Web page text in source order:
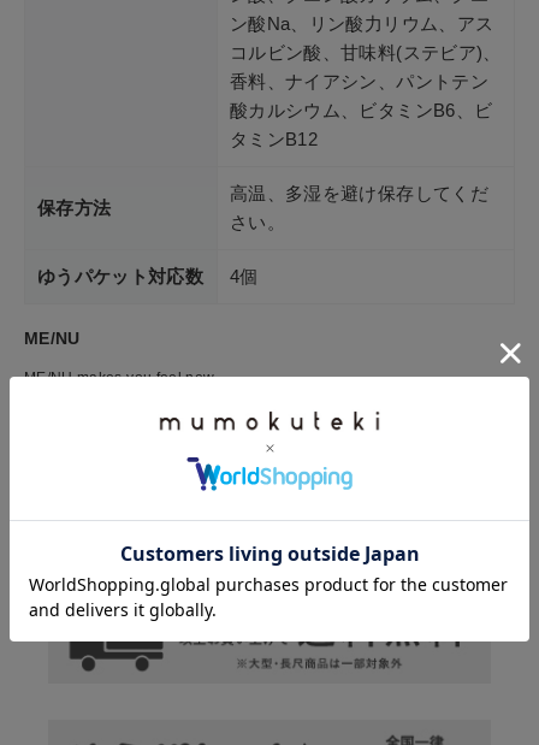
ン酸Na、リン酸力リウム、アス
コルビン酸、甘味料(ステビア)、
香料、ナイアシン、パントテン
酸カルシウム、ビタミンB6、ビ
タミンB12
保存方法
高温、多湿を避け保存してくだ
さい。
ゆうパケット対応数 4個
ME/NU
ME/NU makes you feel new.
ME/NU(メニュー)は、忙しく暮らす現代女性のために手軽で美味しいウェ
健やかな美をご提案します。
+続きを読む